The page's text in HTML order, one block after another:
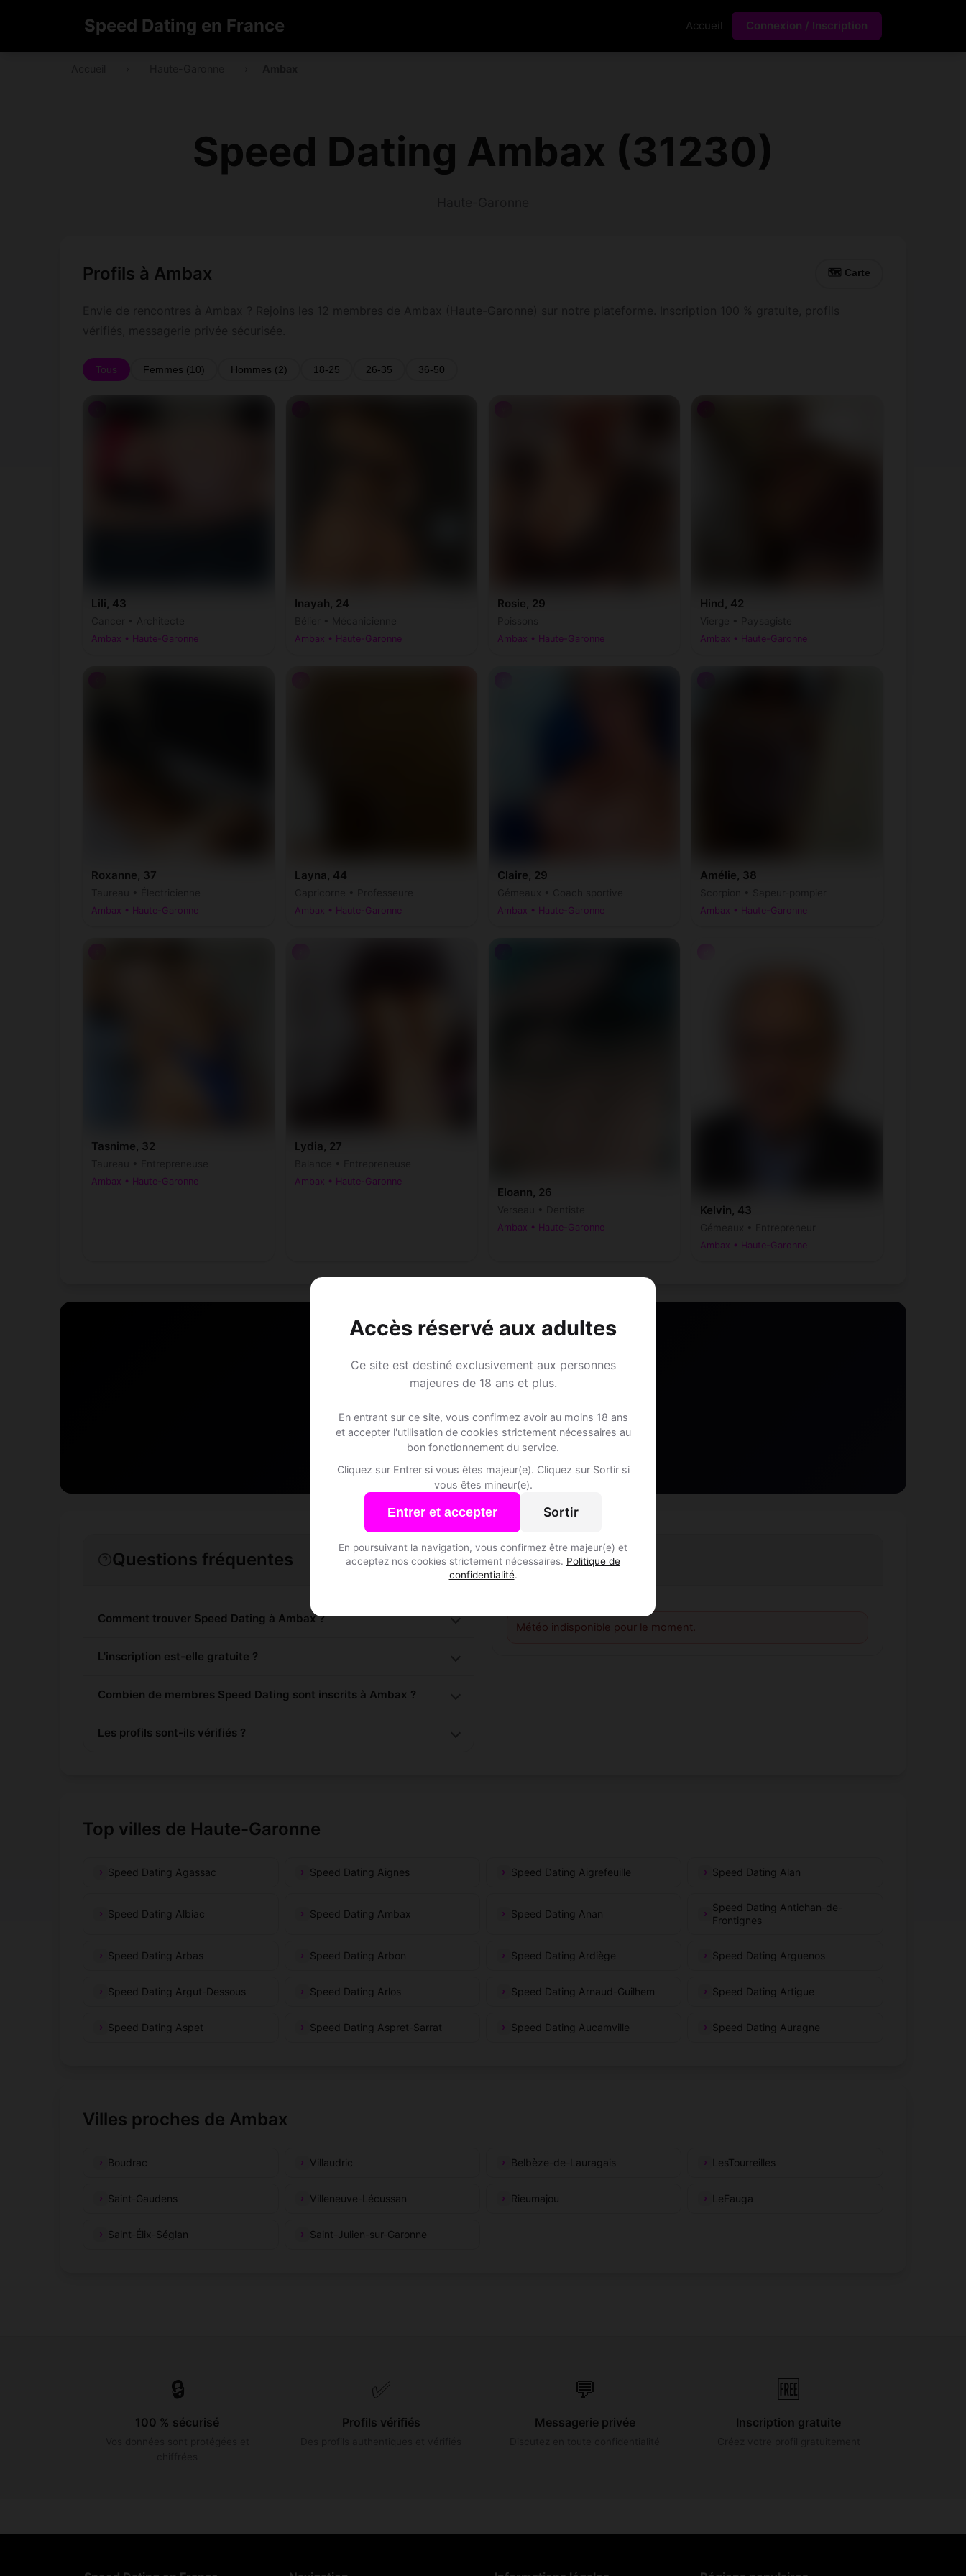
Accès réservé aux adultes
Ce site est destiné exclusivement aux personnes
majeures de 18 ans et plus.
En entrant sur ce site, vous confirmez avoir au moins 18 ans
et accepter l'utilisation de cookies strictement nécessaires au
bon fonctionnement du service.
Cliquez sur Entrer si vous êtes majeur(e). Cliquez sur Sortir si
vous êtes mineur(e).
Entrer et accepter Sortir
En poursuivant la navigation, vous confirmez être majeur(e) et
acceptez nos cookies strictement nécessaires. Politique de
confidentialité.
Speed Dating en France Accueil Connexion / Inscription
Speed Dating Ambax (31230)
Profils à Ambax 🗺 Carte
Tous Femmes (10) Hommes (2) 18-25 26-35 36-50
Lili, 43
Ambax • Haute-Garonne
Inayah, 24
Ambax • Haute-Garonne
Rosie, 29
Ambax • Haute-Garonne
Hind, 42
Ambax • Haute-Garonne
Roxanne, 37
Ambax • Haute-Garonne
Layna, 44
Ambax • Haute-Garonne
Claire, 29
Ambax • Haute-Garonne
Amélie, 38
Ambax • Haute-Garonne
Tasnime, 32
Ambax • Haute-Garonne
Lydia, 27
Ambax • Haute-Garonne
Eloann, 26
Ambax • Haute-Garonne
Kelvin, 43
Ambax • Haute-Garonne
Speed Dating à Ambax
Rejoins les membres de Ambax et des alentours !
S'inscrire gratuitement
Questions fréquentes
Comment trouver Speed Dating à Ambax ?
L'inscription est-elle gratuite ?
Combien de membres Speed Dating sont inscrits à Ambax ?
Les profils sont-ils vérifiés ?
Météo
Météo indisponible pour le moment.
Top villes de Haute-Garonne
Speed Dating Agassac Speed Dating Aignes Speed Dating Aigrefeuille Speed Dating Alan
Speed Dating Albiac Speed Dating Ambax Speed Dating Anan
Speed Dating Antichan-de-
Frontignes
Speed Dating Arbas Speed Dating Arbon Speed Dating Ardiège Speed Dating Arguenos
Speed Dating Argut-Dessous Speed Dating Arlos Speed Dating Arnaud-Guilhem Speed Dating Artigue
Speed Dating Aspet Speed Dating Aspret-Sarrat Speed Dating Aucamville Speed Dating Auragne
Villes proches de Ambax
Boudrac Villaudric Belbèze-de-Lauragais LesTourreilles
Saint-Gaudens Villeneuve-Lécussan Rieumajou LeFauga
Saint-Élix-Séglan Saint-Julien-sur-Garonne
🔒
100 % sécurisé
✅
Profils vérifiés
💬
Messagerie privée
🆓
Inscription gratuite